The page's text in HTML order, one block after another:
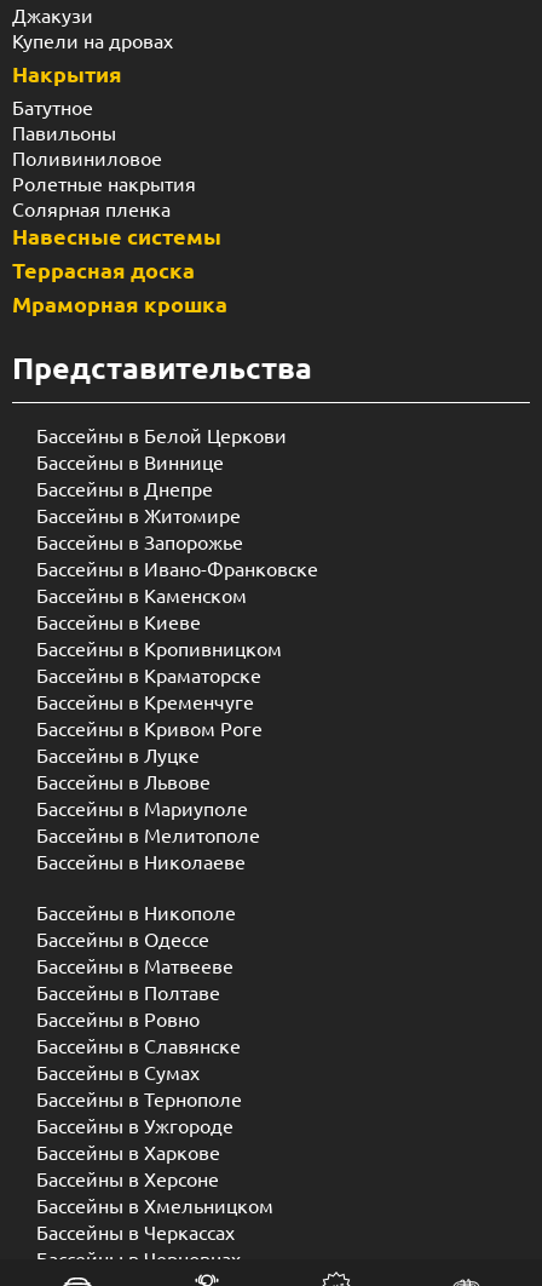
Джакузи
Купели на дровах
Накрытия
Батутное
Павильоны
Поливиниловое
Ролетные накрытия
Солярная пленка
Навесные системы
Террасная доска
Мраморная крошка
Представительства
Бассейны в Белой Церкови
Бассейны в Виннице
Бассейны в Днепре
Бассейны в Житомире
Бассейны в Запорожье
Бассейны в Ивано-Франковске
Бассейны в Каменском
Бассейны в Киеве
Бассейны в Кропивницком
Бассейны в Краматорске
Бассейны в Кременчуге
Бассейны в Кривом Роге
Бассейны в Луцке
Бассейны в Львове
Бассейны в Мариуполе
Бассейны в Мелитополе
Бассейны в Николаеве
Бассейны в Никополе
Бассейны в Одессе
Бассейны в Матвееве
Бассейны в Полтаве
Бассейны в Ровно
Бассейны в Славянске
Бассейны в Сумах
Бассейны в Тернополе
Бассейны в Ужгороде
Бассейны в Харкове
Бассейны в Херсоне
Бассейны в Хмельницком
Бассейны в Черкассах
Бассейны в Черновцах